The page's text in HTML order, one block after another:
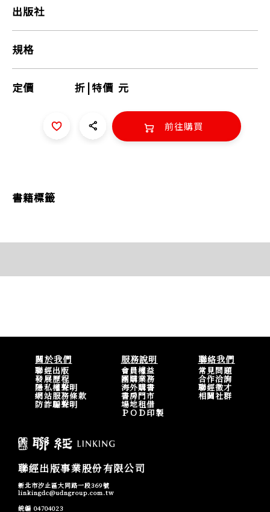
出版社
規格
定價 折 |特價 元
前往購買
書籍標籤
關於我們
聯經出版
發展歷程
隱私權聲明
網站服務條款
防詐騙聲明
服務說明
會員權益
團購業務
海外購書
書房門市
場地租借
ＰＯＤ印製
聯絡我們
常見問題
合作洽詢
聯經徵才
相關社群
聯經出版事業股份有限公司
新北市汐止區大同路一段369號
linkingdc@udngroup.com.tw
統編 04704023